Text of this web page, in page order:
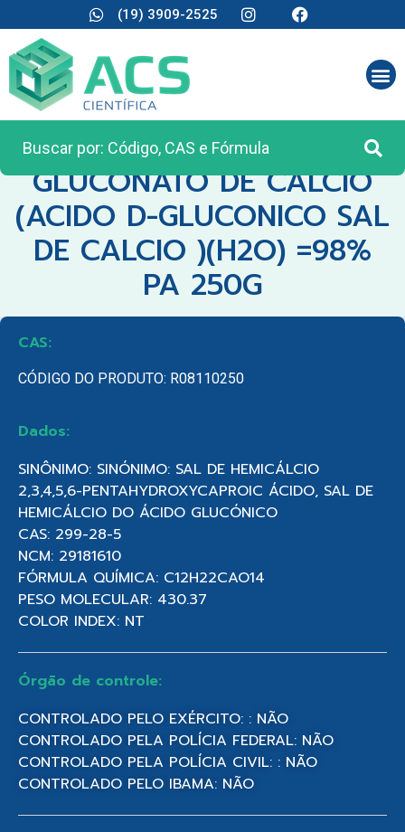
(19) 3909-2525
CATEGORIA:REAGENTES ANALÍTICOS
GLUCONATO DE CALCIO
(ACIDO D-GLUCONICO SAL
DE CALCIO )(H2O) =98%
PA 250G
CAS:
CÓDIGO DO PRODUTO: R08110250
Dados:
SINÔNIMO: SINÓNIMO: SAL DE HEMICÁLCIO
2,3,4,5,6-PENTAHYDROXYCAPROIC ÁCIDO, SAL DE
HEMICÁLCIO DO ÁCIDO GLUCÓNICO
CAS: 299-28-5
NCM: 29181610
FÓRMULA QUÍMICA: C12H22CAO14
PESO MOLECULAR: 430.37
COLOR INDEX: NT
Órgão de controle:
CONTROLADO PELO EXÉRCITO: : NÃO
CONTROLADO PELA POLÍCIA FEDERAL: NÃO
CONTROLADO PELA POLÍCIA CIVIL: : NÃO
CONTROLADO PELO IBAMA: NÃO